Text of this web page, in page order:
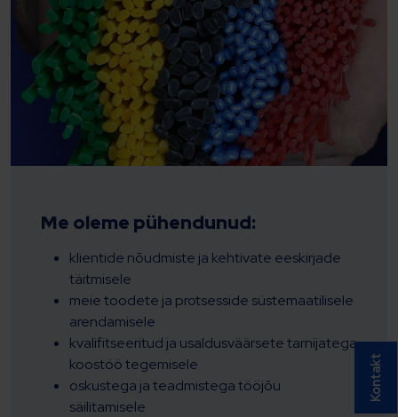
Me oleme pühendunud:
klientide nõudmiste ja kehtivate eeskirjade
täitmisele
meie toodete ja protsesside süstemaatilisele
arendamisele
kvalifitseeritud ja usaldusväärsete tarnijatega
koostöö tegemisele
oskustega ja teadmistega tööjõu
säilitamisele
Kontakt